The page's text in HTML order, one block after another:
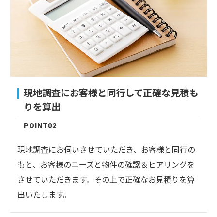
現地調査にお客様と同行して正確な見積も
りを算出
POINT02
現地調査にお伺いさせていただき、お客様と同行の
もと、お客様のニーズと物件の確認＆ヒアリングを
させていただきます。その上で正確なお見積りを算
出いたします。